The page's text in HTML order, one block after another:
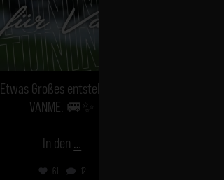
Etwas Großes entsteht bei
VANME. 🚐✨
In den …
61 12